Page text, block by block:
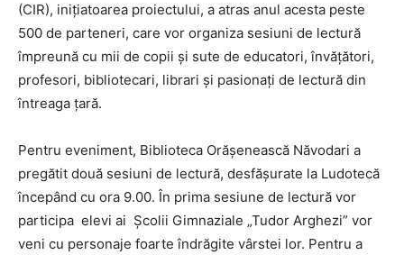
(CIR), iniţiatoarea proiectului, a atras anul acesta peste
500 de parteneri, care vor organiza sesiuni de lectură
împreună cu mii de copii şi sute de educatori, învăţători,
profesori, bibliotecari, librari şi pasionaţi de lectură din
întreaga ţară.
Pentru eveniment, Biblioteca Orășenească Năvodari a
pregătit două sesiuni de lectură, desfăşurate la Ludotecă
începând cu ora 9.00. În prima sesiune de lectură vor
participa elevi ai Şcolii Gimnaziale „Tudor Arghezi” vor
veni cu personaje foarte îndrăgite vârstei lor. Pentru a